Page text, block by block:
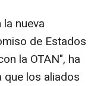
nueva
de Estados
la OTAN", ha
que los aliados